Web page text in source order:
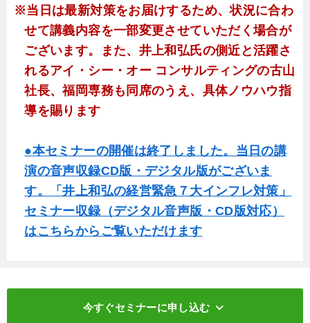
※当日は最新対策をお届けするため、状況に合わ
せて講義内容を一部変更させていただく場合が
ございます。また、井上和弘氏の側近と活躍さ
れるアイ・シー・オー コンサルティングの古山
社長、福岡専務も同席のうえ、具体ノウハウ指
導を賜ります
●本セミナーの開催は終了しました。当日の講
演の音声収録CD版・デジタル版がございま
す。「井上和弘の経営緊急７大インフレ対策」
セミナー収録（デジタル音声版・CD版対応）
はこちらからご覧いただけます
今すぐセミナーに申し込む keyboard_arrow_down